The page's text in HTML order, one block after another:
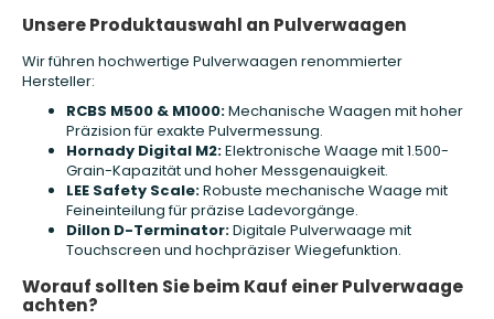
Unsere Produktauswahl an Pulverwaagen
Wir führen hochwertige Pulverwaagen renommierter
Hersteller:
RCBS M500 & M1000:Mechanische Waagen mit hoher
Präzision für exakte Pulvermessung.
Hornady Digital M2:Elektronische Waage mit 1.500-
Grain-Kapazität und hoher Messgenauigkeit.
LEE Safety Scale:Robuste mechanische Waage mit
Feineinteilung für präzise Ladevorgänge.
Dillon D-Terminator:Digitale Pulverwaage mit
Touchscreen und hochpräziser Wiegefunktion.
Worauf sollten Sie beim Kauf einer Pulverwaage
achten?